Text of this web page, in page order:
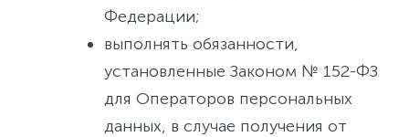
Федерации;
выполнять обязанности,
установленные Законом № 152-ФЗ
для Операторов персональных
данных, в случае получения от